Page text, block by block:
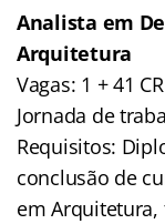
Analista em
Arquitetura
Vagas: 1 + 41 CR
Jornada de
Requisitos:
conclusão de
em